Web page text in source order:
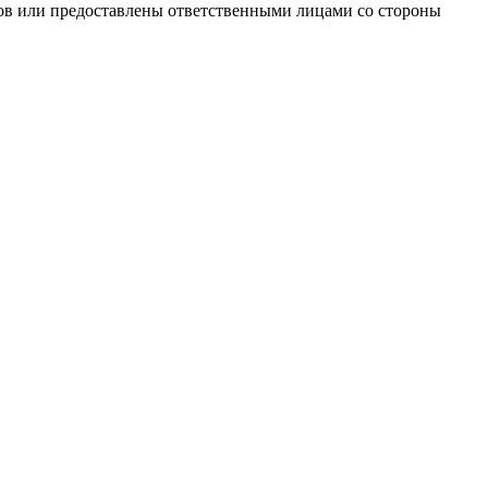
или предоставлены ответственными лицами со стороны